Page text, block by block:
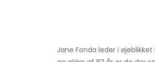
Jane Fonda leder i